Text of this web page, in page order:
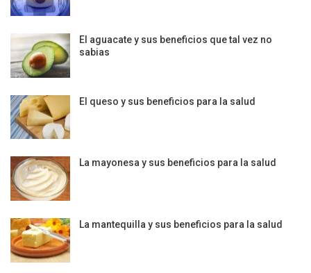
El aguacate y sus beneficios que tal vez no
sabias
El queso y sus beneficios para la salud
La mayonesa y sus beneficios para la salud
La mantequilla y sus beneficios para la salud